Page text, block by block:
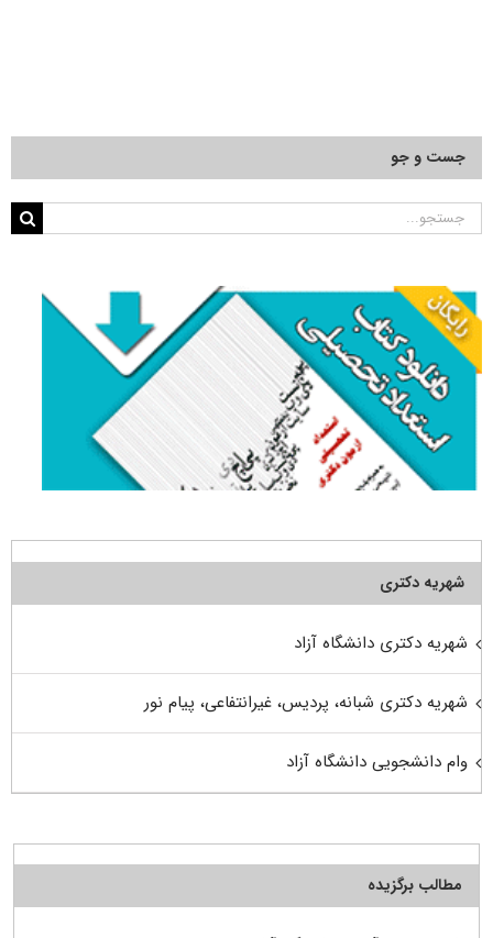
جست و جو
جستجو
شهریه دکتری
شهریه دکتری دانشگاه آزاد
شهریه دکتری شبانه، پردیس، غیرانتفاعی، پیام نور
وام دانشجویی دانشگاه آزاد
مطالب برگزیده